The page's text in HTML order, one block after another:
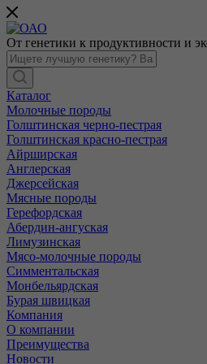
От генетики к продуктивности и
Каталог
Молочные породы
Голштинская черно-пестрая
Голштинская красно-пестрая
Айрширская
Англерская
Джерсейская
Мясные породы
Герефордская
Абердин-ангуская
Лимузинская
Мясо-молочные породы
Симментальская
Монбельярдская
Бурая швицкая
Компания
О компании
Преимущества
Новости